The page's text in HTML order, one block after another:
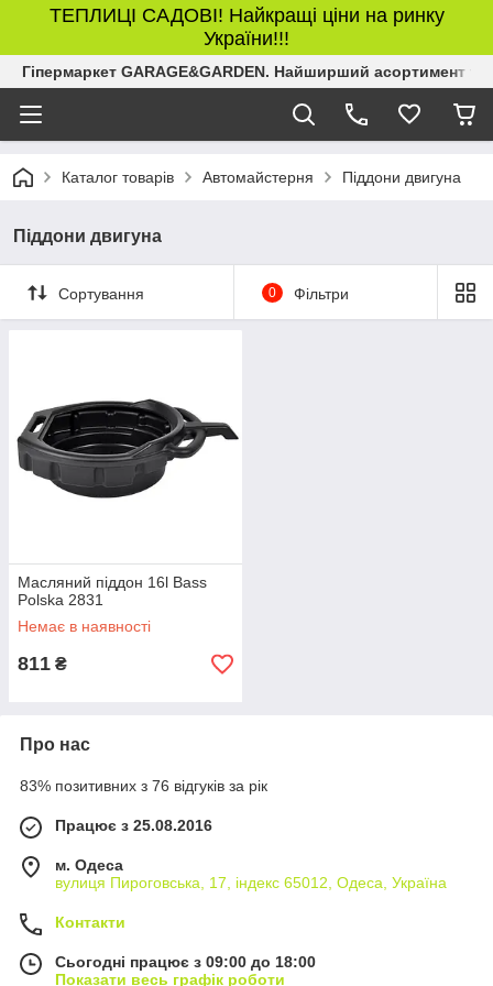
ТЕПЛИЦІ САДОВІ! Найкращі ціни на ринку
України!!!
Гіпермаркет GARAGE&GARDEN. Найширший асортимент
Каталог товарів Автомайстерня Піддони двигуна
Піддони двигуна
Сортування 0 Фільтри
Масляний піддон 16l Bass
Polska 2831
Немає в наявності
811 ₴
Про нас
83% позитивних з 76 відгуків за рік
Працює з 25.08.2016
м. Одеса
вулиця Пироговська, 17, індекс 65012, Одеса, Україна
Контакти
Сьогодні працює з 09:00 до 18:00
Показати весь графік роботи